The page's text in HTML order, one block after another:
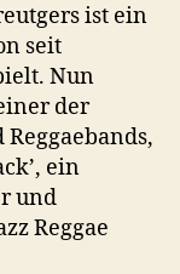
Festivals!ist ein
seit
Nun
der
ein
und
Reggae